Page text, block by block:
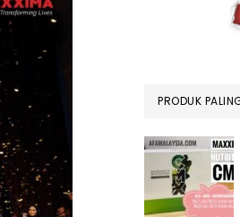
PRODUK